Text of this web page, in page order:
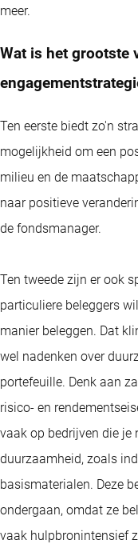
meer.
Wat is het grootste
Ten eerste biedt zo'n
mogelijkheid om een
milieu en de
naar positieve
de fondsmanager.
Ten tweede zijn er ook
particuliere beleggers
manier beleggen. Dat
wel nadenken over
portefeuille. Denk aan
risico- en
vaak op bedrijven die je
duurzaamheid, zoals
basismaterialen. Deze
ondergaan, omdat ze
vaak hulpbronintensief